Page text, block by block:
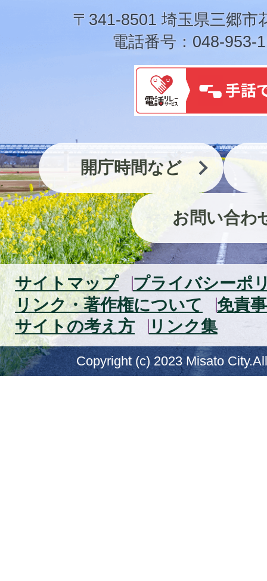
市
〒341-8501 埼玉県三郷市
電話番号：048-953-
開庁時間など
お問い合わ
サイトマップ
プライバシーポ
リンク・著作権について
免責
サイトの考え方
リンク集
Copyright (c) 2023 Misato